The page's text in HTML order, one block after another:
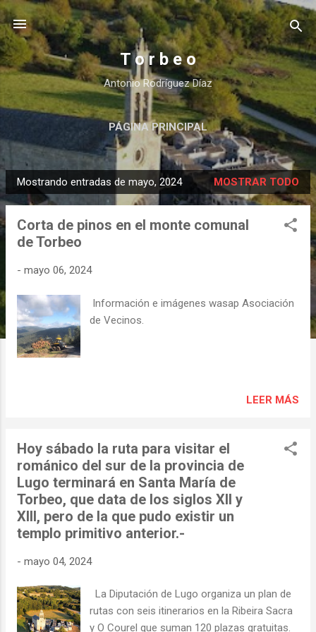
Ir al contenido principal
T o r b e o
Antonio Rodríguez Díaz
PÁGINA PRINCIPAL
E
n
Mostrando entradas de mayo, 2024 MOSTRAR TODO
Corta de pinos en el monte comunal
de Torbeo
- mayo 06, 2024
Información e imágenes wasap Asociación
de Vecinos.
LEER MÁS
Hoy sábado la ruta para visitar el
románico del sur de la provincia de
Lugo terminará en Santa María de
Torbeo, que data de los siglos XII y
XIII, pero de la que pudo existir un
templo primitivo anterior.-
- mayo 04, 2024
La Diputación de Lugo organiza un plan de
rutas con seis itinerarios en la Ribeira Sacra
y O Courel que suman 120 plazas gratuitas.